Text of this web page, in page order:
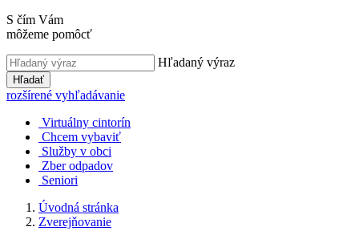
S čím Vám
môžeme pomôcť
Hľadaný výraz
Hľadať
rozšírené vyhľadávanie
Virtuálny cintorín
Chcem vybaviť
Služby v obci
Zber odpadov
Seniori
Úvodná stránka
Zverejňovanie